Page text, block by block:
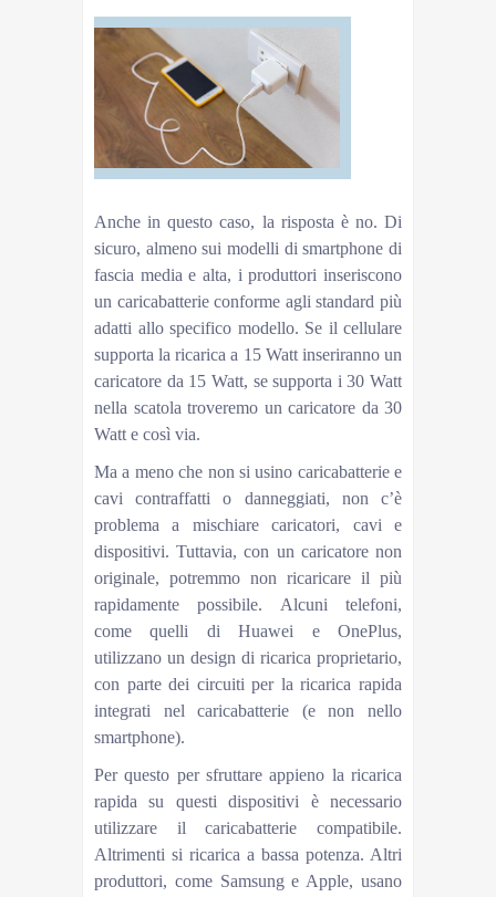
Anche in questo caso, la risposta è no. Di
sicuro, almeno sui modelli di smartphone di
fascia media e alta, i produttori inseriscono
un caricabatterie conforme agli standard più
adatti allo specifico modello. Se il cellulare
supporta la ricarica a 15 Watt inseriranno un
caricatore da 15 Watt, se supporta i 30 Watt
nella scatola troveremo un caricatore da 30
Watt e così via.
Ma a meno che non si usino caricabatterie e
cavi contraffatti o danneggiati, non c’è
problema a mischiare caricatori, cavi e
dispositivi. Tuttavia, con un caricatore non
originale, potremmo non ricaricare il più
rapidamente possibile. Alcuni telefoni,
come quelli di Huawei e OnePlus,
utilizzano un design di ricarica proprietario,
con parte dei circuiti per la ricarica rapida
integrati nel caricabatterie (e non nello
smartphone).
Per questo per sfruttare appieno la ricarica
rapida su questi dispositivi è necessario
utilizzare il caricabatterie compatibile.
Altrimenti si ricarica a bassa potenza. Altri
produttori, come Samsung e Apple, usano